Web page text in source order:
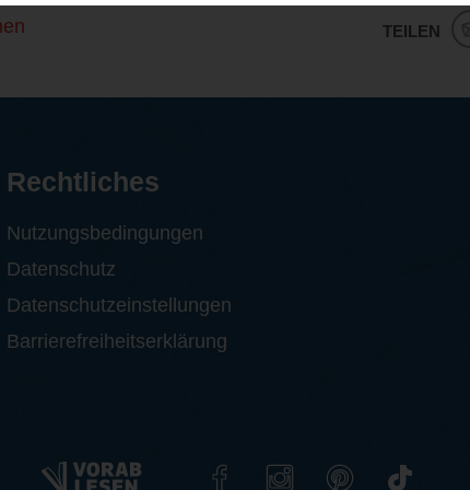
TEILEN
Rechtliches
Nutzungsbedingungen
Datenschutz
Datenschutzeinstellungen
Barrierefreiheitserklärung